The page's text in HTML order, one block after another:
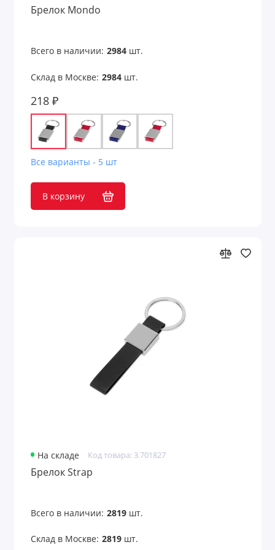
Для моряков
Для нефтяников и шахтеров
Для работников авиации
Для работников культуры
Для рыбалки
Дорожные портмоне
Емкости для путешествий
Игры и игрушки
Игры на воздухе
Брелок Mondo
Всего в наличии: 2984шт.
Склад в Москве: 2984шт.
218 ₽
Все варианты - 5 шт
В корзину
На складе Код товара: 3.701827
Брелок Strap
Всего в наличии: 2819шт.
Склад в Москве: 2819шт.